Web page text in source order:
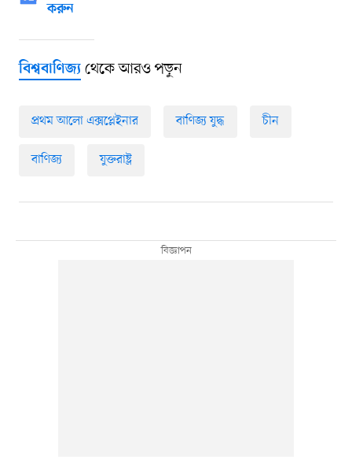
করুন
বিশ্ববাণিজ্যথেকে আরও পড়ুন
প্রথম আলো এক্সপ্লেইনার বাণিজ্য যুদ্ধ চীন
বাণিজ্য যুক্তরাষ্ট্র